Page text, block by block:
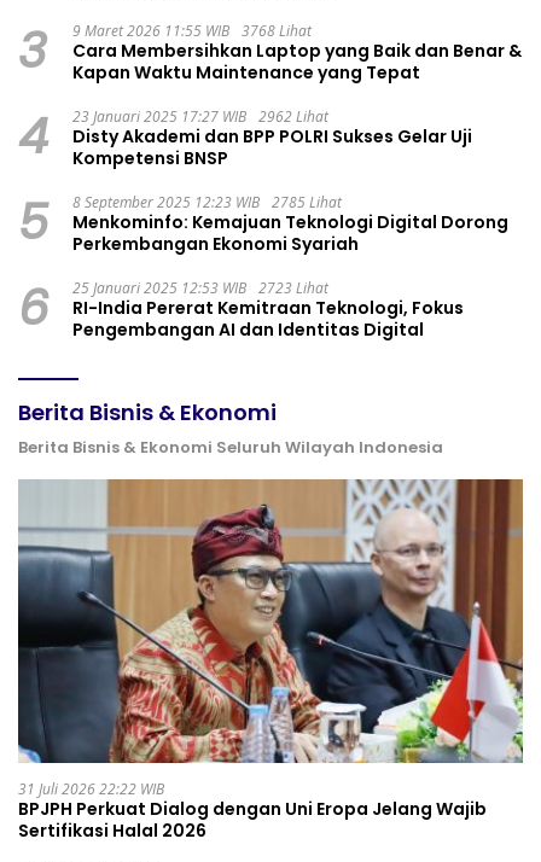
3 9 Maret 2026 11:55 WIB 3768 Lihat
Cara Membersihkan Laptop yang Baik dan Benar &
Kapan Waktu Maintenance yang Tepat
4 23 Januari 2025 17:27 WIB 2962 Lihat
Disty Akademi dan BPP POLRI Sukses Gelar Uji
Kompetensi BNSP
5 8 September 2025 12:23 WIB 2785 Lihat
Menkominfo: Kemajuan Teknologi Digital Dorong
Perkembangan Ekonomi Syariah
6 25 Januari 2025 12:53 WIB 2723 Lihat
RI-India Pererat Kemitraan Teknologi, Fokus
Pengembangan AI dan Identitas Digital
Berita Bisnis & Ekonomi
Berita Bisnis & Ekonomi Seluruh Wilayah Indonesia
31 Juli 2026 22:22 WIB
BPJPH Perkuat Dialog dengan Uni Eropa Jelang Wajib
Sertifikasi Halal 2026